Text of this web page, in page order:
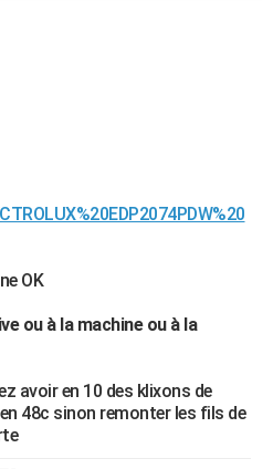
OK
ou à la machine ou à la
avoir en 10 des klixons de
48c sinon remonter les fils de